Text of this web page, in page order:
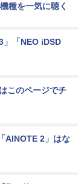
種を一気に聴く
「NEO iDSD
このページでチ
AINOTE 2」はな